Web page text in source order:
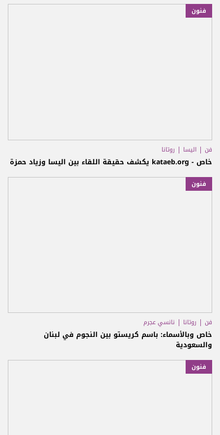
فنون
فن اليسا روتانا
خاص - kataeb.org يكشف حقيقة اللقاء بين اليسا وزياد حمزة
فنون
فن روتانا نانسي عجرم
خاص وبالأسماء: باسم كريستو بين النجوم في لبنان
والسعودية
فنون